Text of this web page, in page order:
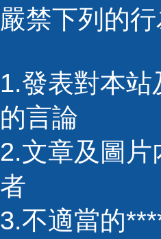
嚴禁下列的
1.發表對本
的言論
2.文章及圖
者
3.不適當的